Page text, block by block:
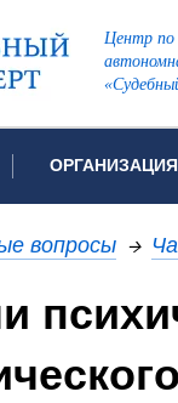
Центр по
ОРГАНИЗАЦИЯ
Об организации
Рекомендации
Для СМИ
вопросы →